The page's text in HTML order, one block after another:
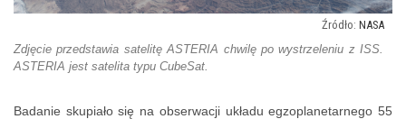
NASA
Zdjęcie przedstawia satelitę ASTERIA chwilę po wystrzeleniu z ISS.
ASTERIA jest satelita typu CubeSat.
Badanie skupiało się na obserwacji układu egzoplanetarnego 55